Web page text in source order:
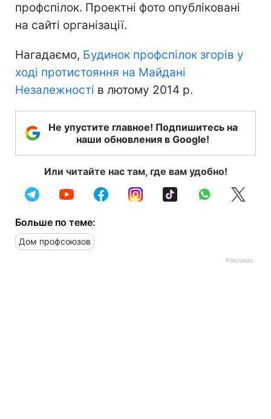
профспілок. Проектні фото опубліковані
на сайті організації.
Нагадаємо, Будинок профспілок згорів у
ході протистояння на Майдані
Незалежності в лютому 2014 р.
Не упустите главное! Подпишитесь на
наши обновления в Google!
Или читайте нас там, где вам удобно!
Больше по теме:
Дом профсоюзов